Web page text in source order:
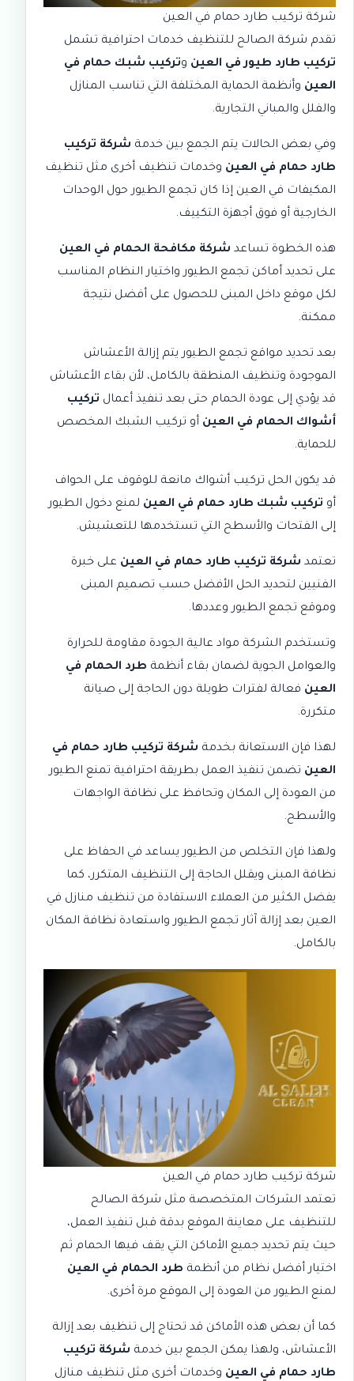
شركة تركيب طارد حمام في العين
تقدم شركة الصالح للتنظيف خدمات احترافية تشمل
تركيب طارد طيور في العين وتركيب شبك حمام في
العين وأنظمة الحماية المختلفة التي تناسب المنازل
والفلل والمباني التجارية.
وفي بعض الحالات يتم الجمع بين خدمة شركة تركيب
طارد حمام في العين وخدمات تنظيف أخرى مثل تنظيف
المكيفات في العين إذا كان تجمع الطيور حول الوحدات
الخارجية أو فوق أجهزة التكييف.
هذه الخطوة تساعد شركة مكافحة الحمام في العين
على تحديد أماكن تجمع الطيور واختيار النظام المناسب
لكل موقع داخل المبنى للحصول على أفضل نتيجة
ممكنة.
بعد تحديد مواقع تجمع الطيور يتم إزالة الأعشاش
الموجودة وتنظيف المنطقة بالكامل، لأن بقاء الأعشاش
قد يؤدي إلى عودة الحمام حتى بعد تنفيذ أعمال تركيب
أشواك الحمام في العين أو تركيب الشبك المخصص
للحماية.
قد يكون الحل تركيب أشواك مانعة للوقوف على الحواف
أو تركيب شبك طارد حمام في العين لمنع دخول الطيور
إلى الفتحات والأسطح التي تستخدمها للتعشيش.
تعتمد شركة تركيب طارد حمام في العين على خبرة
الفنيين لتحديد الحل الأفضل حسب تصميم المبنى
وموقع تجمع الطيور وعددها.
وتستخدم الشركة مواد عالية الجودة مقاومة للحرارة
والعوامل الجوية لضمان بقاء أنظمة طرد الحمام في
العين فعالة لفترات طويلة دون الحاجة إلى صيانة
متكررة.
لهذا فإن الاستعانة بخدمة شركة تركيب طارد حمام في
العين تضمن تنفيذ العمل بطريقة احترافية تمنع الطيور
من العودة إلى المكان وتحافظ على نظافة الواجهات
والأسطح.
ولهذا فإن التخلص من الطيور يساعد في الحفاظ على
نظافة المبنى ويقلل الحاجة إلى التنظيف المتكرر، كما
يفضل الكثير من العملاء الاستفادة من تنظيف منازل في
العين بعد إزالة آثار تجمع الطيور واستعادة نظافة المكان
بالكامل.
شركة تركيب طارد حمام في العين
تعتمد الشركات المتخصصة مثل شركة الصالح
للتنظيف على معاينة الموقع بدقة قبل تنفيذ العمل،
حيث يتم تحديد جميع الأماكن التي يقف فيها الحمام ثم
اختيار أفضل نظام من أنظمة طرد الحمام في العين
لمنع الطيور من العودة إلى الموقع مرة أخرى.
كما أن بعض هذه الأماكن قد تحتاج إلى تنظيف بعد إزالة
الأعشاش، ولهذا يمكن الجمع بين خدمة شركة تركيب
طارد حمام في العين وخدمات أخرى مثل تنظيف منازل